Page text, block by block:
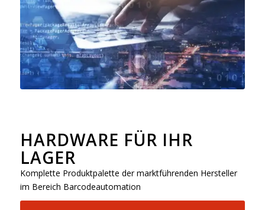
HARDWARE FÜR IHR
LAGER
Komplette Produktpalette der marktführenden Hersteller
im Bereich Barcodeautomation